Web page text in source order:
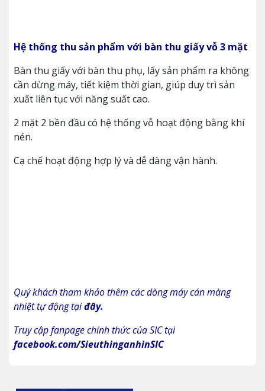
Hệ thống thu sản phẩm với bàn thu giấy vỗ 3 mặt
Bàn thu giấy với bàn thu phụ, lấy sản phẩm ra không
cần dừng máy, tiết kiệm thời gian, giúp duy trì sản
xuất liên tục với năng suất cao.
2 mặt 2 bền đầu có hệ thống vỗ hoạt động bằng khí
nén.
Cạ chế hoạt động hợp lý và dễ dàng vận hành.
Quý khách tham khảo thêm các dòng máy cán màng
nhiệt tự động tạiđây.
Truy cập fanpage chính thức của SIC tại
facebook.com/SieuthinganhinSIC